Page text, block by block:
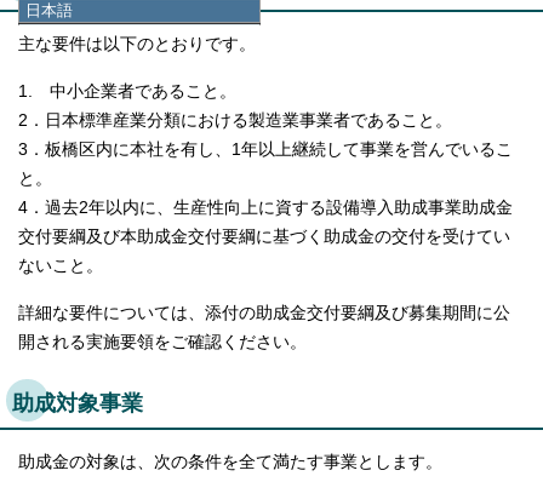
日本語
日本語
English
한국어
简体中文
繁體中文
主な要件は以下のとおりです。
1. 中小企業者であること。
2．日本標準産業分類における製造業事業者であること。
3．板橋区内に本社を有し、1年以上継続して事業を営んでいるこ
と。
4．過去2年以内に、生産性向上に資する設備導入助成事業助成金
交付要綱及び本助成金交付要綱に基づく助成金の交付を受けてい
ないこと。
詳細な要件については、添付の助成金交付要綱及び募集期間に公
開される実施要領をご確認ください。
助成対象事業
助成金の対象は、次の条件を全て満たす事業とします。